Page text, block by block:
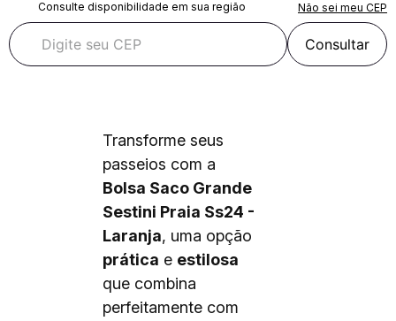
Consulte disponibilidade em sua região Não sei meu CEP
Consultar
Transforme seus
passeios com a
Bolsa Saco Grande
Sestini Praia Ss24 -
Laranja, uma opção
prática e estilosa
que combina
perfeitamente com